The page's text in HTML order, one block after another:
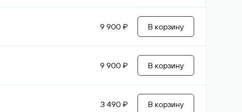
9 900 ₽ В корзину
9 900 ₽ В корзину
3 490 ₽ В корзину